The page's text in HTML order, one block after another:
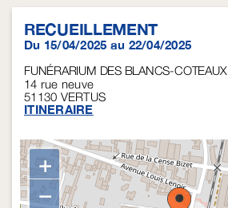
RECUEILLEMENT
Du 15/04/2025 au 22/04/2025
FUNÉRARIUM DES BLANCS-COTEAUX
14 rue neuve
51130 VERTUS
ITINERAIRE
+
−